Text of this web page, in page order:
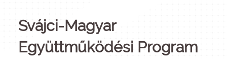
Svájci-Magyar
Együttműködési Program